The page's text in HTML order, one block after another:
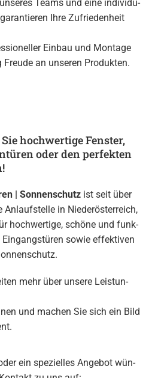
Teams und eine in­di­vi­du­
Ihre Zu­frie­den­heit
Ein­bau und Mon­ta­ge
an un­se­ren Pro­duk­ten.
hochwertige Fenster,
oder den perfekten
| Son­nen­schutz ist seit über
An­lauf­stel­le in Nie­der­ös­ter­reich,
hoch­wer­ti­ge, schö­ne und funk­
sowie ef­fek­ti­ven
mehr über un­se­re Leis­tun­
und ma­chen Sie sich ein Bild
ein spe­zi­el­les An­ge­bot wün­